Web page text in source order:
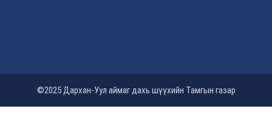
©2025 Дархан-Уул аймаг дахь шүүхийн Тамгын газар